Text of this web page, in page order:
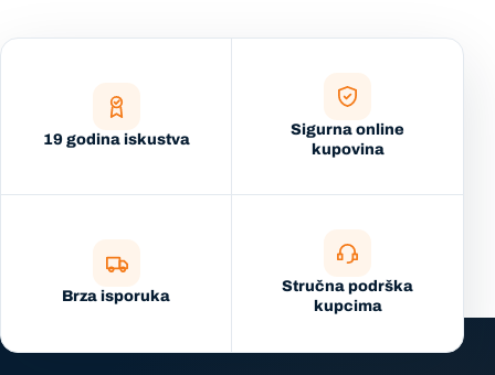
19 godina iskustva
Sigurna online
kupovina
Brza isporuka
Stručna podrška
kupcima